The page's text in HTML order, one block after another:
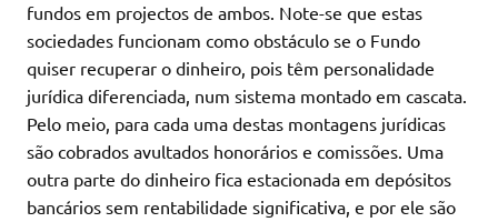
fundos em projectos de ambos. Note-se que estas
sociedades funcionam como obstáculo se o Fundo
quiser recuperar o dinheiro, pois têm personalidade
jurídica diferenciada, num sistema montado em cascata.
Pelo meio, para cada uma destas montagens jurídicas
são cobrados avultados honorários e comissões. Uma
outra parte do dinheiro fica estacionada em depósitos
bancários sem rentabilidade significativa, e por ele são